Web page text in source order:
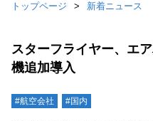
トップページ 新着ニュース
スターフライヤー、エ
機追加導入
#航空会社 #国内